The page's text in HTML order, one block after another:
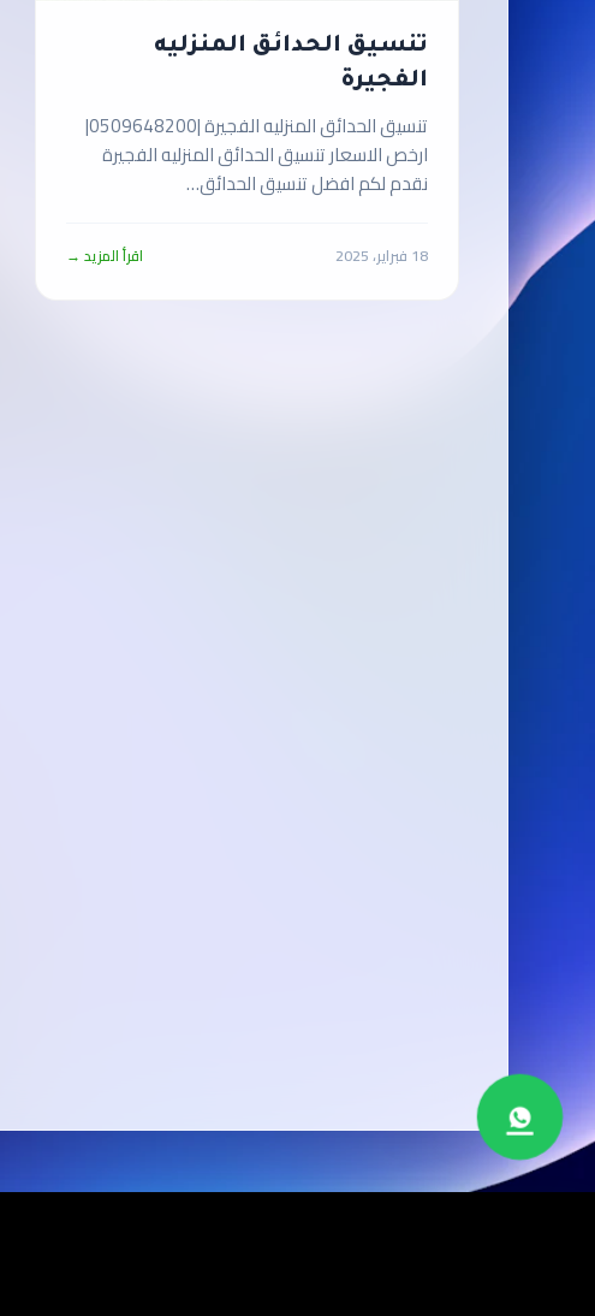
تنسيق الحدائق المنزليه
الفجيرة
تنسيق الحدائق المنزليه الفجيرة |0509648200|
ارخص الاسعار تنسيق الحدائق المنزليه الفجيرة
نقدم لكم افضل تنسيق الحدائق…
18 فبراير، 2025 اقرأ المزيد →